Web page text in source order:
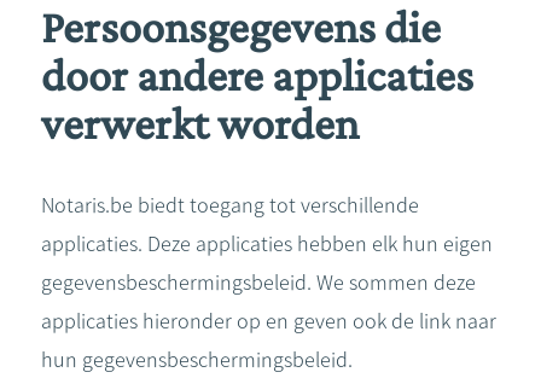
Persoonsgegevens die
door andere applicaties
verwerkt worden
Notaris.be biedt toegang tot verschillende
applicaties. Deze applicaties hebben elk hun eigen
gegevensbeschermingsbeleid. We sommen deze
applicaties hieronder op en geven ook de link naar
hun gegevensbeschermingsbeleid.